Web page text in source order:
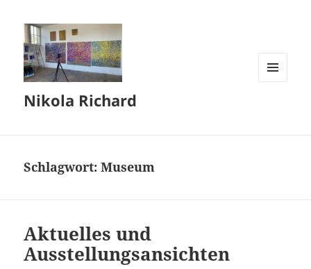
Nikola Richard
Schlagwort:Museum
Aktuelles und
Ausstellungsansichten